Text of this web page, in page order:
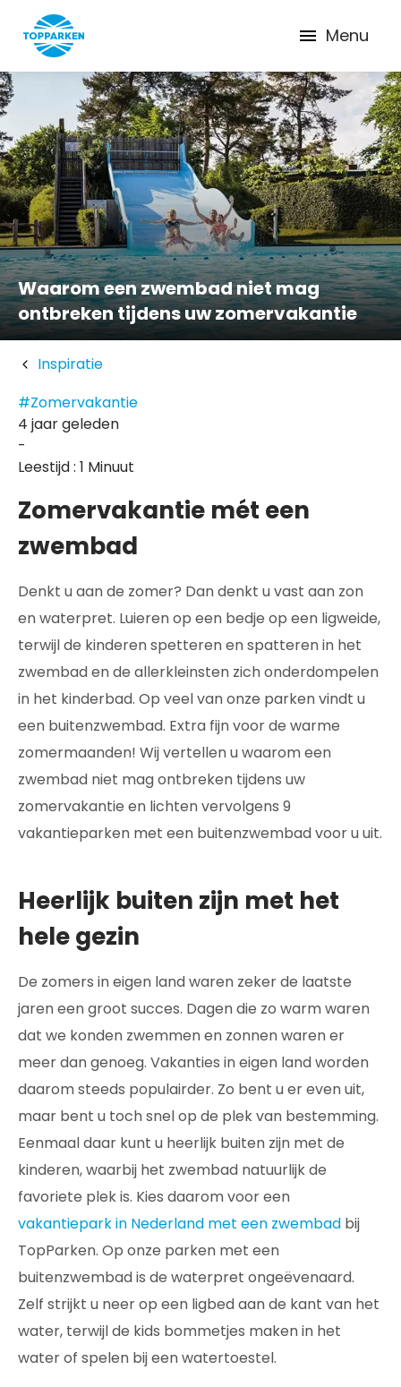
Menu
Waarom een zwembad niet mag
ontbreken tijdens uw zomervakantie
Inspiratie
#Zomervakantie
4 jaar geleden
-
Leestijd : 1 Minuut
Zomervakantie mét een
zwembad
Denkt u aan de zomer? Dan denkt u vast aan zon
en waterpret. Luieren op een bedje op een ligweide,
terwijl de kinderen spetteren en spatteren in het
zwembad en de allerkleinsten zich onderdompelen
in het kinderbad. Op veel van onze parken vindt u
een buitenzwembad. Extra fijn voor de warme
zomermaanden! Wij vertellen u waarom een
zwembad niet mag ontbreken tijdens uw
zomervakantie en lichten vervolgens 9
vakantieparken met een buitenzwembad voor u uit.
Heerlijk buiten zijn met het
hele gezin
De zomers in eigen land waren zeker de laatste
jaren een groot succes. Dagen die zo warm waren
dat we konden zwemmen en zonnen waren er
meer dan genoeg. Vakanties in eigen land worden
daarom steeds populairder. Zo bent u er even uit,
maar bent u toch snel op de plek van bestemming.
Eenmaal daar kunt u heerlijk buiten zijn met de
kinderen, waarbij het zwembad natuurlijk de
favoriete plek is. Kies daarom voor een
vakantiepark in Nederland met een zwembad bij
TopParken. Op onze parken met een
buitenzwembad is de waterpret ongeëvenaard.
Zelf strijkt u neer op een ligbed aan de kant van het
water, terwijl de kids bommetjes maken in het
water of spelen bij een watertoestel.